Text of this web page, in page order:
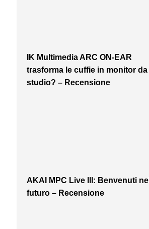
IK Multimedia ARC ON-EAR
trasforma le cuffie in monitor da
studio? – Recensione
AKAI MPC Live III: Benvenuti nel
futuro – Recensione